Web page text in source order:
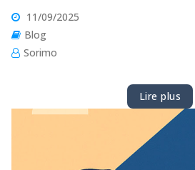
11/09/2025
Blog
Sorimo
Lire plus